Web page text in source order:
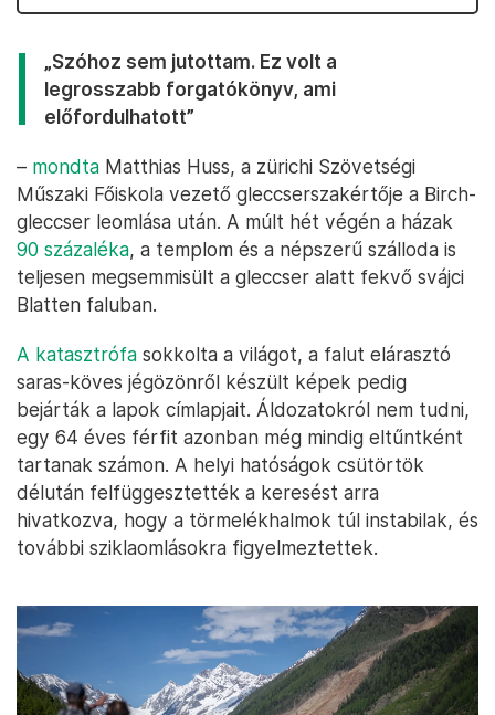
„Szóhoz sem jutottam. Ez volt a
legrosszabb forgatókönyv, ami
előfordulhatott”
– mondta Matthias Huss, a zürichi Szövetségi
Műszaki Főiskola vezető gleccserszakértője a Birch-
gleccser leomlása után. A múlt hét végén a házak
90 százaléka, a templom és a népszerű szálloda is
teljesen megsemmisült a gleccser alatt fekvő svájci
Blatten faluban.
A katasztrófa sokkolta a világot, a falut elárasztó
saras-köves jégözönről készült képek pedig
bejárták a lapok címlapjait. Áldozatokról nem tudni,
egy 64 éves férfit azonban még mindig eltűntként
tartanak számon. A helyi hatóságok csütörtök
délután felfüggesztették a keresést arra
hivatkozva, hogy a törmelékhalmok túl instabilak, és
további sziklaomlásokra figyelmeztettek.